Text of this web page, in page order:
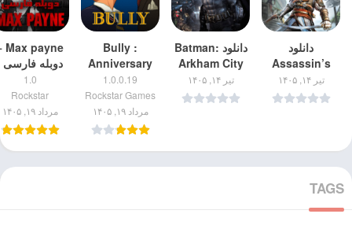
دانلود
Assassin’s
Creed IV:
Black Flag
تیر ۱۴, ۱۴۰۵
دانلود Batman:
Arkham City
برای اندروید
تیر ۱۴, ۱۴۰۵
Bully :
Anniversary
Edition مود |
دانلود بازی بولی
+ نسخه مود شده
اندروید
1.0.0.19
Rockstar Games
مرداد ۱۹, ۱۴۰۵
+
دوبله
بازی مکس
دوبله فارسی
برای اندروید
1.0
Rockstar
مرداد ۱۹, ۱۴۰۵
TAGS